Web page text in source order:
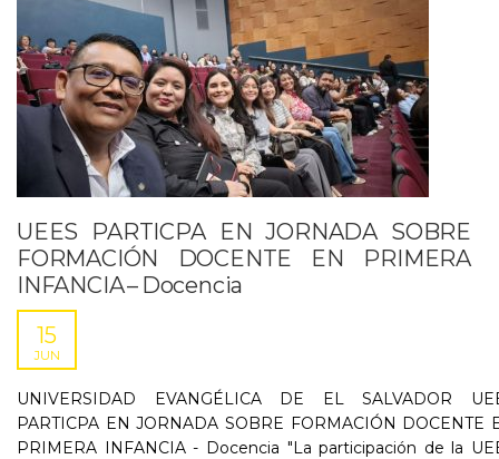
UEES PARTICPA EN JORNADA SOBRE
FORMACIÓN DOCENTE EN PRIMERA
INFANCIA – Docencia
15
JUN
UNIVERSIDAD EVANGÉLICA DE EL SALVADOR
PARTICPA EN JORNADA SOBRE FORMACIÓN DOCENTE
PRIMERA INFANCIA - Docencia "La participación de la